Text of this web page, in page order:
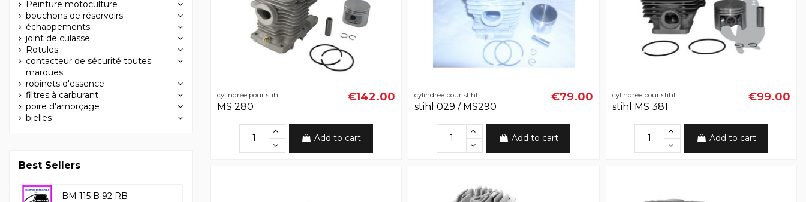
cylindrée pour stihl
MS 280
€142.00
Add to cart
cylindrée pour stihl
stihl 029 / MS290
€79.00
Add to cart
cylindrée pour stihl
stihl MS 381
€99.00
Add to cart
Peinture motoculture
bouchons de réservoirs
échappements
joint de culasse
Rotules
contacteur de sécurité toutes
marques
robinets d'essence
filtres à carburant
poire d'amorçage
bielles
Best Sellers
BM 115 B 92 RB